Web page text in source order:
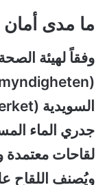
ما مدى أمان
وفقاً لهيئة
جدري الماء
لقاحات معتمدة
ويُصنف اللقاح